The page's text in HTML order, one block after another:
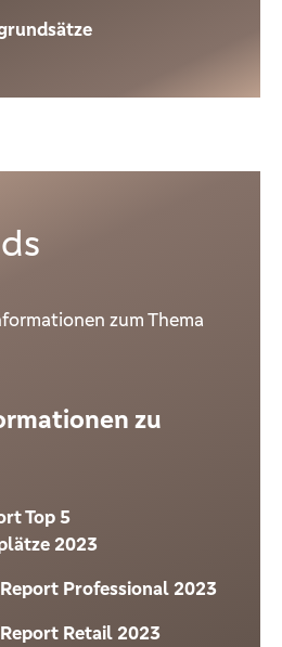
zum Thema
zu
Top 5
2023
Professional 2023
Retail 2023